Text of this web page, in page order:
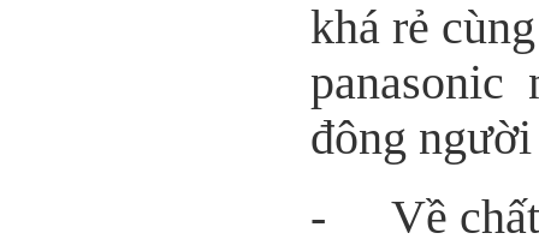
khá rẻ
panasonic
đông
-
Về